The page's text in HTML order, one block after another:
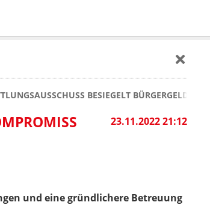
BESIEGELT BÜRGERGELD-
23.11.2022 21:12
und eine gründlichere Betreuung